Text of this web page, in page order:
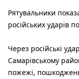
Рятувальники
російських ударів
Через російські
Самарівському
пожежі,